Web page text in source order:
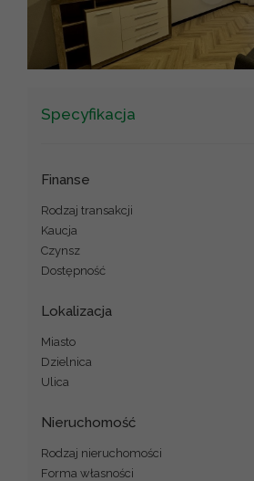
Leaflet
Specyfikacja
Finanse
Rodzaj transakcji
Kaucja
Czynsz
Dostępność
Lokalizacja
Miasto
Dzielnica
Ulica
Nieruchomość
Rodzaj nieruchomości
Forma własności